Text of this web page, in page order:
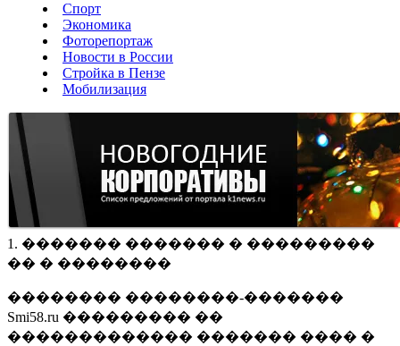
Спорт
Экономика
Фоторепортаж
Новости в России
Стройка в Пензе
Мобилизация
1. ������� ������� � ���������
�� � ��������
�������� ��������-�������
Smi58.ru ��������� ��
������������� ������� ���� �